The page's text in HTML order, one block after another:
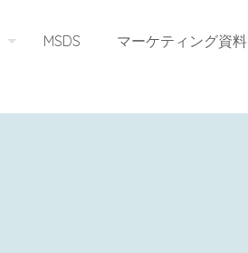
MSDS マーケティング資料